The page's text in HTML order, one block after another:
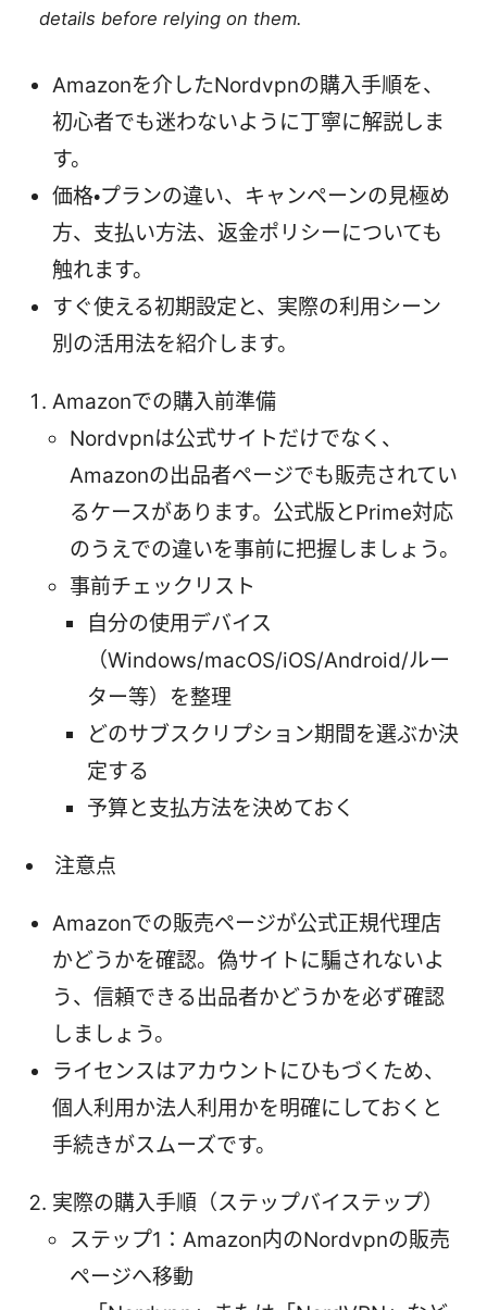
details before relying on them.
Amazonを介したNordvpnの購入手順を、
初心者でも迷わないように丁寧に解説しま
す。
価格・プランの違い、キャンペーンの見極め
方、支払い方法、返金ポリシーについても
触れます。
すぐ使える初期設定と、実際の利用シーン
別の活用法を紹介します。
Amazonでの購入前準備
Nordvpnは公式サイトだけでなく、
Amazonの出品者ページでも販売されてい
るケースがあります。公式版とPrime対応
のうえでの違いを事前に把握しましょう。
事前チェックリスト
自分の使用デバイス
（Windows/macOS/iOS/Android/ルー
ター等）を整理
どのサブスクリプション期間を選ぶか決
定する
予算と支払方法を決めておく
注意点
Amazonでの販売ページが公式正規代理店
かどうかを確認。偽サイトに騙されないよ
う、信頼できる出品者かどうかを必ず確認
しましょう。
ライセンスはアカウントにひもづくため、
個人利用か法人利用かを明確にしておくと
手続きがスムーズです。
実際の購入手順（ステップバイステップ）
ステップ1：Amazon内のNordvpnの販売
ページへ移動